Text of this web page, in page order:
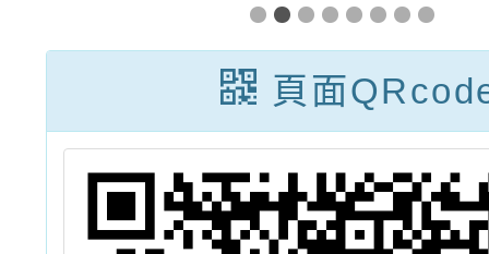
環境教育」志工
召募簡章，請各
機關協助公告周
知、廣為宣傳，
請查照。
國內
徵集
案，
報名
趣者
頁面